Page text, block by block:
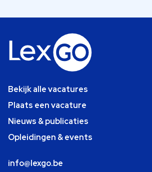
Bekijk alle vacatures
Plaats een vacature
Nieuws & publicaties
Opleidingen & events
info@lexgo.be